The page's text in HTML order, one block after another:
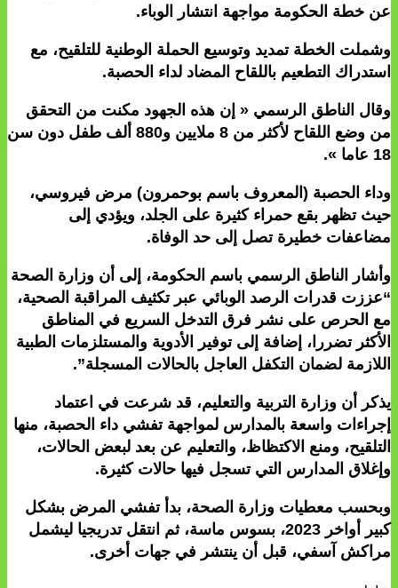
عن خطة الحكومة مواجهة انتشار الوباء.
وشملت الخطة تمديد وتوسيع الحملة الوطنية للتلقيح، مع
استدراك التطعيم باللقاح المضاد لداء الحصبة.
وقال الناطق الرسمي « إن هذه الجهود مكنت من التحقق
من وضع اللقاح لأكثر من 8 ملايين و880 ألف طفل دون سن
18 عاما ».
وداء الحصبة (المعروف باسم بوحمرون) مرض فيروسي،
حيث تظهر بقع حمراء كثيرة على الجلد، ويؤدي إلى
مضاعفات خطيرة تصل إلى حد الوفاة.
وأشار الناطق الرسمي باسم الحكومة، إلى أن وزارة الصحة
“عززت قدرات الرصد الوبائي عبر تكثيف المراقبة الصحية،
مع الحرص على نشر فرق التدخل السريع في المناطق
الأكثر تضررا، إضافة إلى توفير الأدوية والمستلزمات الطبية
اللازمة لضمان التكفل العاجل بالحالات المسجلة”.
يذكر أن وزارة التربية والتعليم، قد شرعت في اعتماد
إجراءات واسعة بالمدارس لمواجهة تفشي داء الحصبة، منها
التلقيح، ومنع الاكتظاظ، والتعليم عن بعد لبعض الحالات،
وإغلاق المدارس التي تسجل فيها حالات كثيرة.
وبحسب معطيات وزارة الصحة، بدأ تفشي المرض بشكل
كبير أواخر 2023، بسوس ماسة، ثم انتقل تدريجيا ليشمل
مراكش آسفي، قبل أن ينتشر في جهات أخرى.